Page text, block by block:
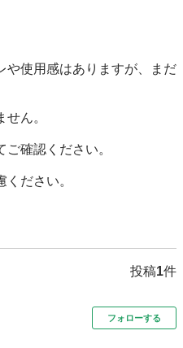
や使用感はありますが、まだ
ん。
確認ください。
ださい。
投稿1件
フォローする